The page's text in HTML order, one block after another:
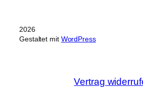
2026
Gestaltet mit WordPress
Vertrag